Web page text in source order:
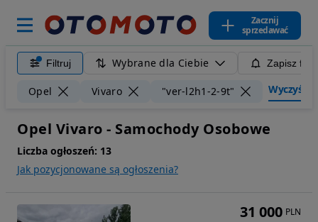
Zacznij
sprzedawać
Filtruj Wybrane dla Ciebie Zapisz
Opel Vivaro "ver-l2h1-2-9t" Wyczyść
Opel Vivaro - Samochody Osobowe
Liczba ogłoszeń: 13
Jak pozycjonowane są ogłoszenia?
31 000 PLN